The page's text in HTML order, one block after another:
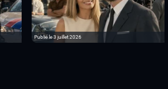
Publié le 3 juillet 2026